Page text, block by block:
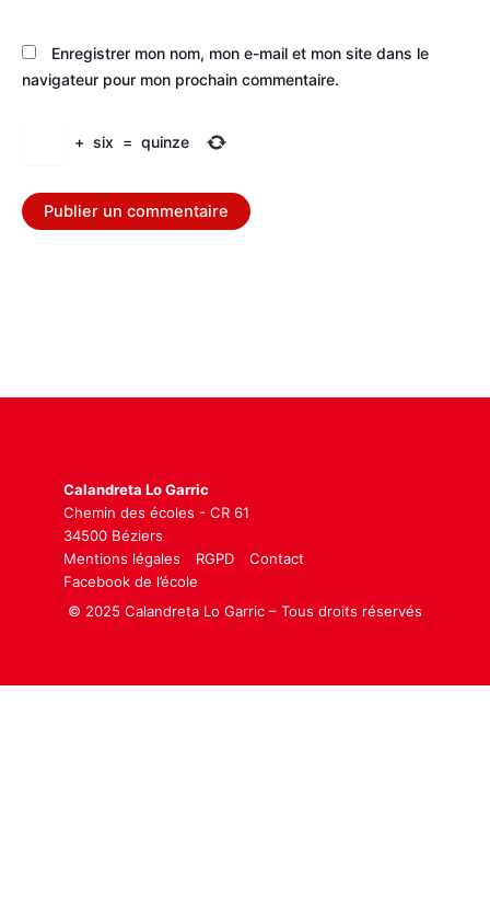
Enregistrer mon nom, mon e-mail et mon site dans le
navigateur pour mon prochain commentaire.
+ six = quinze
Calandreta Lo Garric
Chemin des écoles - CR 61
34500 Béziers
Mentions légales
RGPD
Contact
Facebook de l’école
© 2025 Calandreta Lo Garric – Tous droits réservés